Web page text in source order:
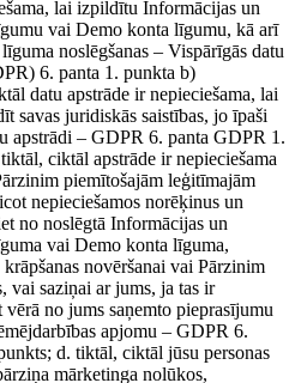
lai izpildītu Informācijas un
vai Demo konta līgumu, kā arī
noslēgšanas – Vispārīgās datu
6. panta 1. punkta b)
datu apstrāde ir nepieciešama, lai
savas juridiskās saistības, jo īpaši
apstrādi – GDPR 6. panta GDPR 1.
ciktāl apstrāde ir nepieciešama
piemītošajām leģitīmajām
nepieciešamos norēķinus un
no noslēgtā Informācijas un
vai Demo konta līguma,
novēršanai vai Pārzinim
vai saziņai ar jums, ja tas ir
no jums saņemto pieprasījumu
apjomu – GDPR 6.
d. tiktāl, ciktāl jūsu personas
mārketinga nolūkos,